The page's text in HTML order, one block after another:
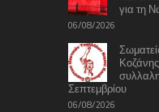
για τη
06/08/2026
Σεπτεμβρίου
06/08/2026